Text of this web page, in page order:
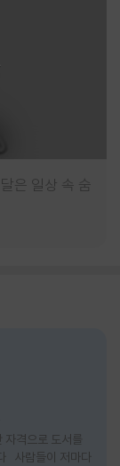
은 일상 속 숨
격으로 도서를
사람들이 저마다